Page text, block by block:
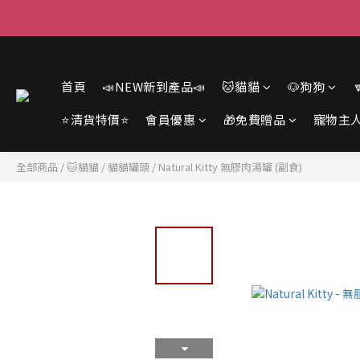
首頁 📣NEW新到產品📣 🐱貓貓 🐶狗狗
⭐清貨特價⭐
會員優惠 🎁免費贈品 寵物主
全部商品 / 🐱貓貓 /貓貓罐頭 / Natural Kitty 無膠肉湯罐 (副食)